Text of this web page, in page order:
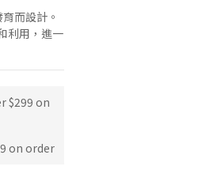
而設計。
利用，進一
$299 on
on order